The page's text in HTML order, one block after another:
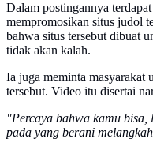
Dalam postingannya
mempromosikan situs judol
bahwa situs tersebut dibuat
tidak akan kalah.
Ia juga meminta masyarakat
tersebut. Video itu disertai
"Percaya bahwa kamu
pada yang berani